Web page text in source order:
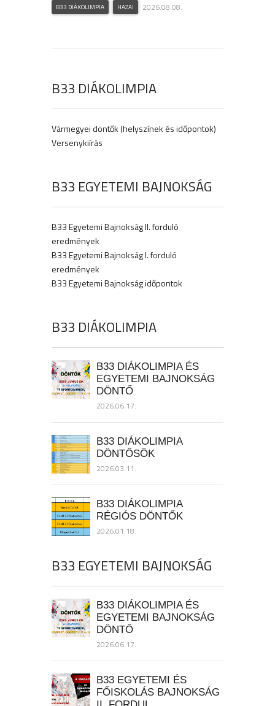
B33 DIÁKOLIMPIA HAZAI 2026.08.08.
B33 DIÁKOLIMPIA
Vármegyei döntők (helyszínek és időpontok)
Versenykiírás
B33 EGYETEMI BAJNOKSÁG
B33 Egyetemi Bajnokság II. forduló
eredmények
B33 Egyetemi Bajnokság I. forduló
eredmények
B33 Egyetemi Bajnokság időpontok
B33 DIÁKOLIMPIA
B33 DIÁKOLIMPIA ÉS
EGYETEMI BAJNOKSÁG
DÖNTŐ
2026.06.17.
B33 DIÁKOLIMPIA
DÖNTŐSÖK
2026.03.11.
B33 DIÁKOLIMPIA
RÉGIÓS DÖNTŐK
2026.01.18.
B33 EGYETEMI BAJNOKSÁG
B33 DIÁKOLIMPIA ÉS
EGYETEMI BAJNOKSÁG
DÖNTŐ
2026.06.17.
B33 EGYETEMI ÉS
FŐISKOLÁS BAJNOKSÁG